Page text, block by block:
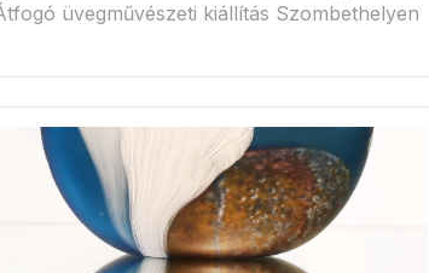
üvegművészeti kiállítás Szombethelyen